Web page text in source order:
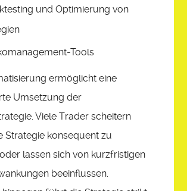
und Optimierung von
Tools
ermöglicht eine
Umsetzung der
Viele Trader scheitern
Strategie konsequent zu
lassen sich von kurzfristigen
beeinflussen.